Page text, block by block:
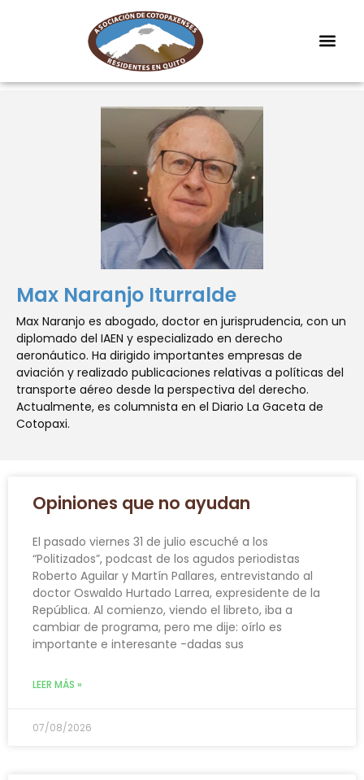
Max Naranjo Iturralde
Max Naranjo es abogado, doctor en jurisprudencia, con un
diplomado del IAEN y especializado en derecho
aeronáutico. Ha dirigido importantes empresas de
aviación y realizado publicaciones relativas a políticas del
transporte aéreo desde la perspectiva del derecho.
Actualmente, es columnista en el Diario La Gaceta de
Cotopaxi.
Opiniones que no ayudan
El pasado viernes 31 de julio escuché a los
“Politizados”, podcast de los agudos periodistas
Roberto Aguilar y Martín Pallares, entrevistando al
doctor Oswaldo Hurtado Larrea, expresidente de la
República. Al comienzo, viendo el libreto, iba a
cambiar de programa, pero me dije: oírlo es
importante e interesante -dadas sus
LEER MÁS »
07/08/2026